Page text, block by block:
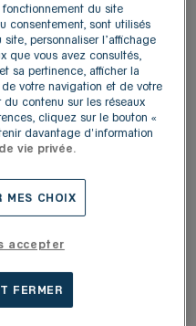
DE
- 19:30
Y aller
fonctionnement du site
consentement, sont utilisés
personnaliser l’affichage
que vous avez consultés,
sa pertinence, afficher la
votre navigation et de votre
contenu sur les réseaux
cliquez sur le bouton «
davantage d'information
vie privée.
MES CHOIX
accepter
FERMER